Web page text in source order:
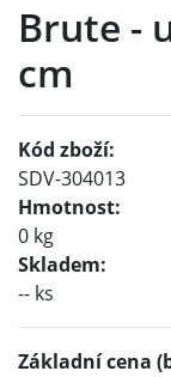
Brute -
cm
Kód zboží:
SDV-304013
Hmotnost:
0 kg
Skladem:
-- ks
Základní cena